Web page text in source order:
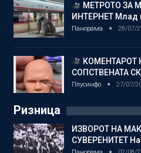
МЕТРОТО ЗА
ИНТЕРНЕТ Млад
Панорама 28/07/
КОМЕНТАРОТ
СОПСТВЕНАТА
Плусинфо 27/07/
Ризница
ИЗВОРОТ НА
СУВЕРЕНИТЕТ